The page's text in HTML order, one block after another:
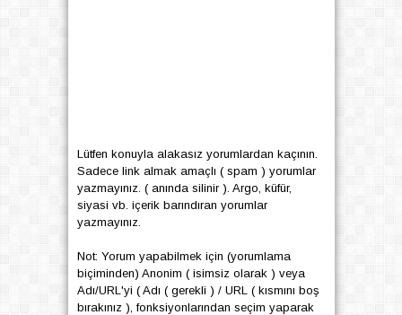
Lütfen konuyla alakasız yorumlardan kaçının.
Sadece link almak amaçlı ( spam ) yorumlar
yazmayınız. ( anında silinir ). Argo, küfür,
siyasi vb. içerik barındıran yorumlar
yazmayınız.
Not: Yorum yapabilmek için (yorumlama
biçiminden) Anonim ( isimsiz olarak ) veya
Adı/URL'yi ( Adı ( gerekli ) / URL ( kısmını boş
bırakınız ), fonksiyonlarından seçim yaparak